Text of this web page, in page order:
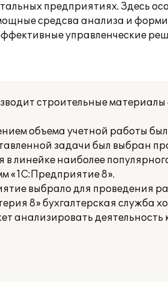
предприятиях. Здесь
средсва анализа и
управленческие
строительные материалы
объема учетной работы
задачи был выбран
линейке наиболее
«1С:Предприятие 8».
выбрало для проведения
8» бухгалтерская служба
анализировать деятельность